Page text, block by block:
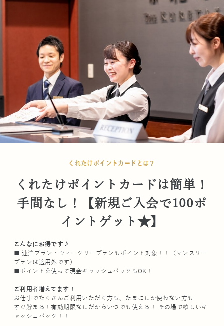
くれたけポイントカードとは？
くれたけポイントカードは簡単！
手間なし！【新規ご入会で100ポ
イントゲット★】
こんなにお得です♪
■ 連泊プラン・ウィークリープランもポイント対象！！（マンスリー
プランは適用外です）
■ポイントを使って現金キャッシュバックもOK！
ご利用者増えてます！
お仕事でたくさんご利用いただく方も、たまにしか使わない方も
すぐ貯まる！有効期限なしだからいつでも使える！ その場で嬉しいキ
ャッシュバック！！